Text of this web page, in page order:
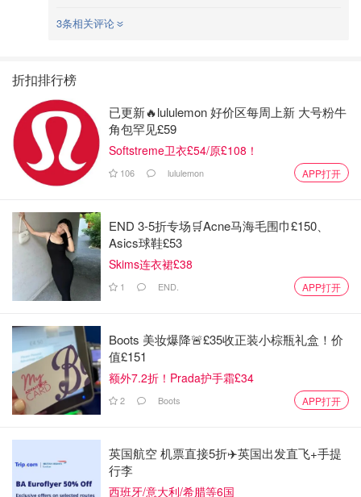
3️⃣雅诗兰黛洁面膏，70ml/47刀。白色硬膏状，无味，挖一
小坨上脸迅速顺滑，延展性好，用量较省。加水迅速乳化，
易冲净，略略有点油润感。清洁度和滋润度平衡得很好。
4️⃣倩碧洁面膏，125ml/31刀。除了价格容量和开盖后保质
期不同（6个月，EL24个月），其他跟EL基本一模一样，
3条相关评论
折扣排行榜
已更新🔥lululemon 好价区每周上新 大号粉牛
角包罕见£59
Softstreme卫衣£54/原£108！
106 lululemon APP打开
END 3-5折专场🛒Acne马海毛围巾£150、
Asics球鞋£53
Skims连衣裙£38
1 END. APP打开
Boots 美妆爆降🚨£35收正装小棕瓶礼盒！价
值£151
额外7.2折！Prada护手霜£34
2 Boots APP打开
英国航空 机票直接5折✈️英国出发直飞+手提
行李
西班牙/意大利/希腊等6国